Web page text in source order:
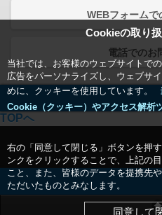
Cookieの取り
当社では、お客様のウェブサイトで
広告をパーソナライズし、ウェブサ
めに、クッキーを使用しています。
Cookie（クッキー）やアクセス解析
右の「同意して閉じる」ボタンを押
ンクをクリックすることで、上記の
こと、また、皆様のデータを提携先
ただいたものとみなします。
同意して
WEBフォームで
電話でのお
TOPへ